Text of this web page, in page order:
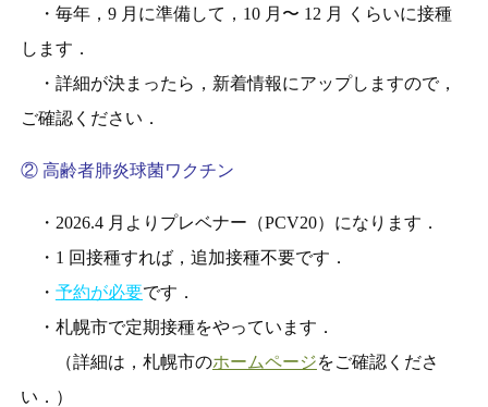
・毎年，9 月に準備して，10 月〜 12 月 くらいに接種
します．
・詳細が決まったら，新着情報にアップしますので，
ご確認ください．
② 高齢者肺炎球菌ワクチン
・2026.4 月よりプレベナー（PCV20）になります．
・1 回接種すれば，追加接種不要です．
・ 予約が必要です．
・札幌市で定期接種をやっています．
（詳細は，札幌市のホームページをご確認くださ
い．）